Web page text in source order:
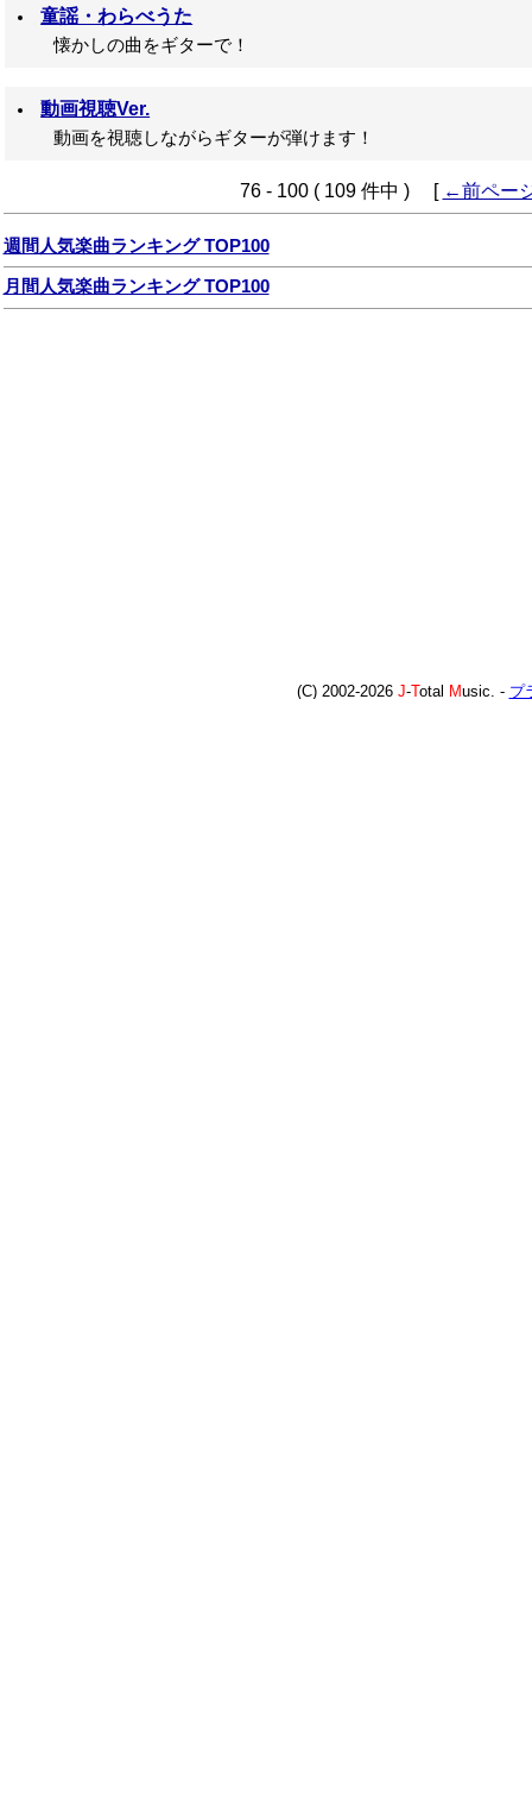
童謡・わらべうた
懐かしの曲をギターで！
動画視聴Ver.
動画を視聴しながらギターが弾けます！
76 - 100 ( 109 件中 ) [ ←前ペー
週間人気楽曲ランキング TOP100
月間人気楽曲ランキング TOP100